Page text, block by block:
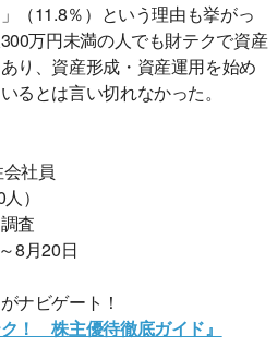
（11.8％）という理由も挙がっ
万円未満の人でも財テクで資産
り、資産形成・資産運用を始め
るとは言い切れなかった。
社員
）
査
8月20日
ナビゲート！
！ 株主優待徹底ガイド』